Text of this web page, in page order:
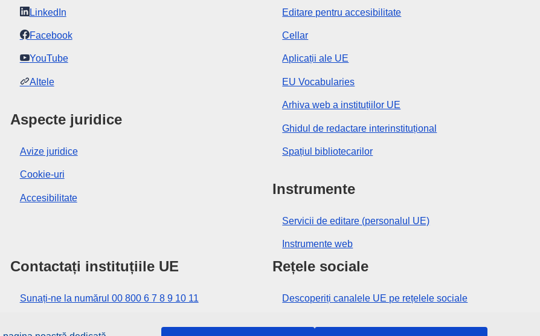
LinkedIn
Facebook
YouTube
Altele
Aspecte juridice
Avize juridice
Cookie-uri
Accesibilitate
Editare pentru accesibilitate
Cellar
Aplicații ale UE
EU Vocabularies
Arhiva web a instituțiilor UE
Ghidul de redactare interinstituțional
Spațiul bibliotecarilor
Instrumente
Servicii de editare (personalul UE)
Instrumente web
Contactați instituțiile UE
Sunați-ne la numărul 00 800 6 7 8 9 10 11
Rețele sociale
Descoperiți canalele UE pe rețelele sociale